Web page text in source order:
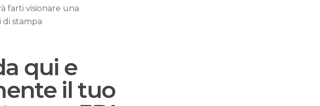
farti visionare una
di stampa
qui e
il tuo